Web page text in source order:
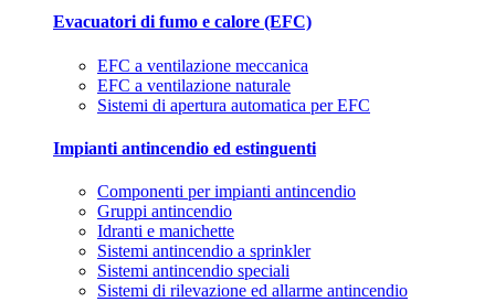
Evacuatori di fumo e calore (EFC)
EFC a ventilazione meccanica
EFC a ventilazione naturale
Sistemi di apertura automatica per EFC
Impianti antincendio ed estinguenti
Componenti per impianti antincendio
Gruppi antincendio
Idranti e manichette
Sistemi antincendio a sprinkler
Sistemi antincendio speciali
Sistemi di rilevazione ed allarme antincendio